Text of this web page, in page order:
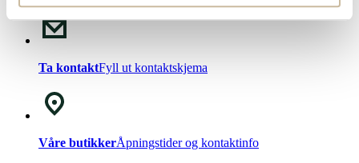
Ta kontaktFyll ut kontaktskjema
Våre butikkerÅpningstider og kontaktinfo